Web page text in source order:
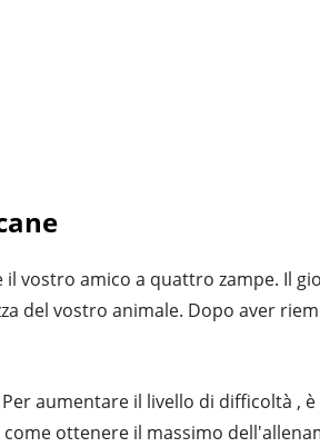
vostro amico a quattro zampe. Il
del vostro animale. Dopo aver
aumentare il livello di difficoltà , è
ottenere il massimo